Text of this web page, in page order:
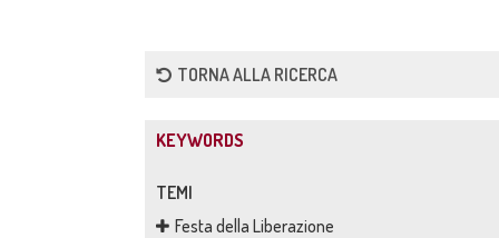
TORNA ALLA RICERCA
KEYWORDS
TEMI
Festa della Liberazione